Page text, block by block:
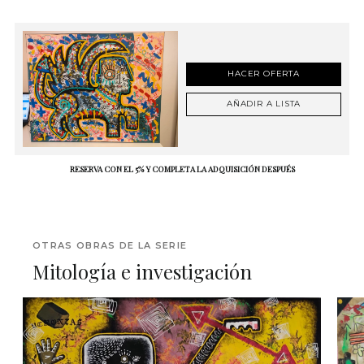
HACER OFERTA
AÑADIR A LISTA
RESERVA CON EL 5% Y COMPLETA LA ADQUISICIÓN DESPUÉS
OTRAS OBRAS DE LA SERIE
Mitología e investigación